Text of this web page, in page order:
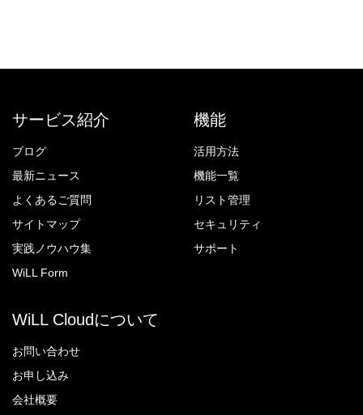
サービス紹介
ブログ
最新ニュース
よくあるご質問
サイトマップ
実践ノウハウ集
WiLL Form
機能
活用方法
機能一覧
リスト管理
セキュリティ
サポート
WiLL Cloudについて
お問い合わせ
お申し込み
会社概要